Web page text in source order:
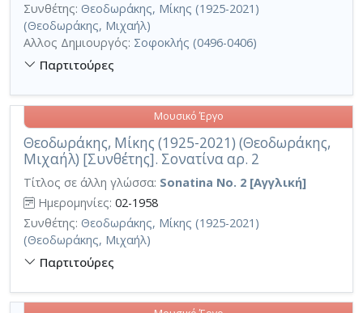
Συνθέτης: Θεοδωράκης, Μίκης (1925-2021)
(Θεοδωράκης, Μιχαήλ)
Αλλος Δημιουργός: Σοφοκλής (0496-0406)
Παρτιτούρες
Θεοδωράκης, Μίκης (1925-2021) (Θεοδωράκης,
Μιχαήλ) [Συνθέτης]. Σονατίνα αρ. 2
Μουσικό Έργο
Τίτλος σε άλλη γλώσσα: Sonatina No. 2 [Αγγλική]
Ημερομηνίες: 02-1958
Συνθέτης: Θεοδωράκης, Μίκης (1925-2021)
(Θεοδωράκης, Μιχαήλ)
Παρτιτούρες